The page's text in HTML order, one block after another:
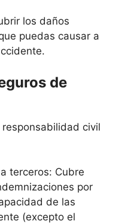
los daños
puedas causar a
de
civil
terceros: Cubre
por
de las
(excepto el